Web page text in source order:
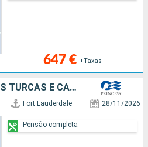
647 € +Taxas
ESTADOS UNIDOS, ILHAS TURCAS E CAICOS, REPÚBLICA DOMINICANA, BAHAMAS, HONDURAS, BELIZE, CARAIBAS - MEXICO
Fort Lauderdale 28/11/2026
Pensão completa